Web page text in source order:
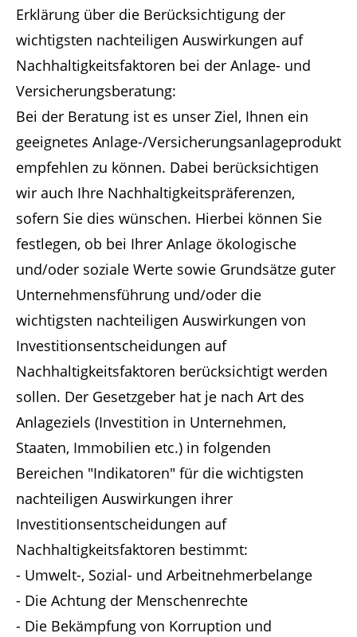
Erklärung über die Berücksichtigung der
wichtigsten nachteiligen Auswirkungen auf
Nachhaltigkeitsfaktoren bei der Anlage- und
Versicherungsberatung:
Bei der Beratung ist es unser Ziel, Ihnen ein
geeignetes Anlage-/Versicherungsanlageprodukt
empfehlen zu können. Dabei berücksichtigen
wir auch Ihre Nachhaltigkeitspräferenzen,
sofern Sie dies wünschen. Hierbei können Sie
festlegen, ob bei Ihrer Anlage ökologische
und/oder soziale Werte sowie Grundsätze guter
Unternehmensführung und/oder die
wichtigsten nachteiligen Auswirkungen von
Investitionsentscheidungen auf
Nachhaltigkeitsfaktoren berücksichtigt werden
sollen. Der Gesetzgeber hat je nach Art des
Anlageziels (Investition in Unternehmen,
Staaten, Immobilien etc.) in folgenden
Bereichen "Indikatoren" für die wichtigsten
nachteiligen Auswirkungen ihrer
Investitionsentscheidungen auf
Nachhaltigkeitsfaktoren bestimmt:
- Umwelt-, Sozial- und Arbeitnehmerbelange
- Die Achtung der Menschenrechte
- Die Bekämpfung von Korruption und